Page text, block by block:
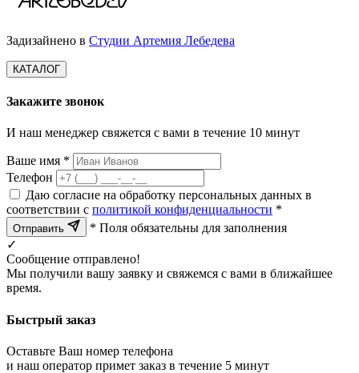
Задизайнено в Студии Артемия Лебедева
КАТАЛОГ
Закажите звонок
И наш менеджер свяжется с вами в течение 10 минут
Ваше имя *
Телефон
Даю согласие на обработку персональных данных в
соответствии с политикой конфиденциальности *
Отправить
* Поля обязательны для заполнения
✓
Сообщение отправлено!
Мы получили вашу заявку и свяжемся с вами в ближайшее
время.
Быстрый заказ
Оставьте Ваш номер телефона
и наш оператор примет заказ в течение 5 минут